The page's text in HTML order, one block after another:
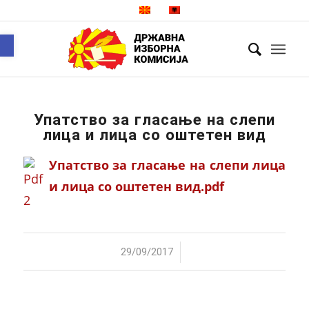
Упатство за гласање на слепи
лица и лица со оштетен вид
Упатство за гласање на слепи лица
и лица со оштетен вид.pdf
29/09/2017
/
Open toolbar